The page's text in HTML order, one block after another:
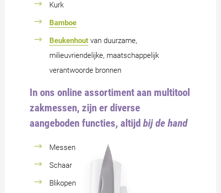
Kurk
Bamboe
Beukenhout van duurzame,
milieuvriendelijke, maatschappelijk
verantwoorde bronnen
In ons online assortiment aan multitool
zakmessen, zijn er diverse
aangeboden functies, altijd bij de hand
Messen
Schaar
Blikopen